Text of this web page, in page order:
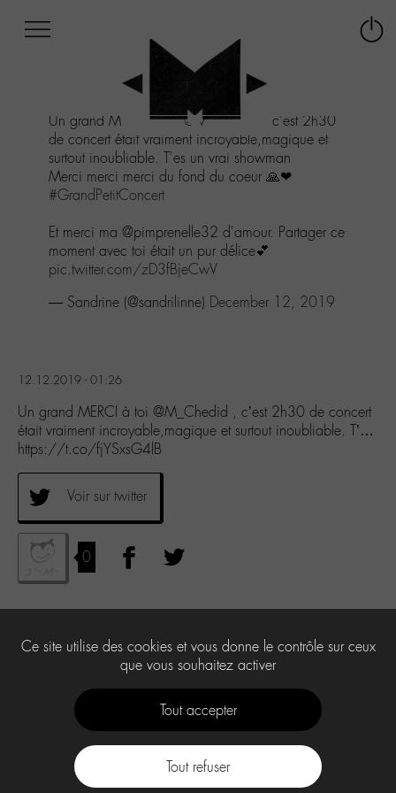
menu
Aller
au
contenu
recherche
Un grand MERCI à toi@M_Chedid
, c'est 2h30
de concert était vraiment incroyable,magique et
surtout inoubliable. T'es un vrai showman
Merci merci merci du fond du coeur 🙏❤
#GrandPetitConcert
Et merci ma @pimprenelle32 d'amour. Partager ce
moment avec toi était un pur délice💕
pic.twitter.com/zD3fBjeCwV
— Sandrine (@sandrilinne) December 12, 2019
12.12.2019 - 01:26
Un grand MERCI à toi @M_Chedid , c’est 2h30 de concert
était vraiment incroyable,magique et surtout inoubliable. T’…
https://t.co/fjYSxsG4lB
Voir sur twitter
0
Ce site utilise des cookies et vous donne le contrôle sur ceux
que vous souhaitez activer
Tout accepter
Tout refuser